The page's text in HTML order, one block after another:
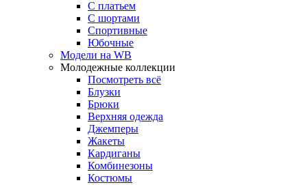
С платьем
С шортами
Спортивные
Юбочные
Модели на WB
Молодежные коллекции
Посмотреть всё
Блузки
Брюки
Верхняя одежда
Джемперы
Жакеты
Кардиганы
Комбинезоны
Костюмы